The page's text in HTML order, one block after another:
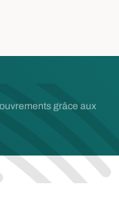
grâce aux